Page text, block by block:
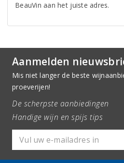
BeauVin aan het juiste adres.
Aanmelden
Mis niet langer de beste
proeverijen!
De scherpste aanbiedingen
Handige wijn en spijs tips